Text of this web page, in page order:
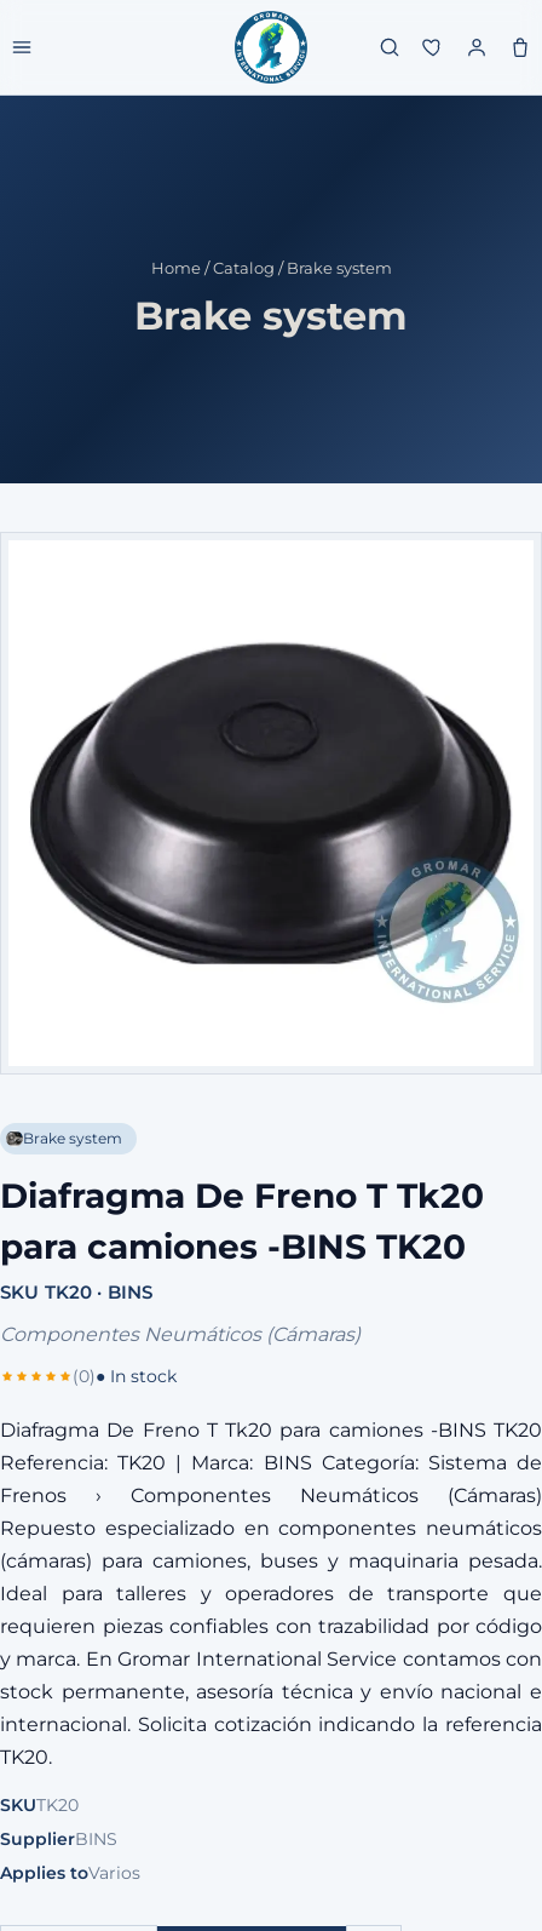
Home/Catalog /Brake system
Brake system
Brake system
Diafragma De Freno T Tk20
para camiones -BINS TK20
SKU TK20 · BINS
Componentes Neumáticos (Cámaras)
(0)● In stock
Diafragma De Freno T Tk20 para camiones -BINS TK20
Referencia: TK20 | Marca: BINS Categoría: Sistema de
Frenos › Componentes Neumáticos (Cámaras)
Repuesto especializado en componentes neumáticos
(cámaras) para camiones, buses y maquinaria pesada.
Ideal para talleres y operadores de transporte que
requieren piezas confiables con trazabilidad por código
y marca. En Gromar International Service contamos con
stock permanente, asesoría técnica y envío nacional e
internacional. Solicita cotización indicando la referencia
TK20.
SKUTK20
SupplierBINS
Applies toVarios